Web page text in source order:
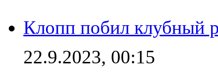
Клопп побил клубный
22.9.2023, 00:15